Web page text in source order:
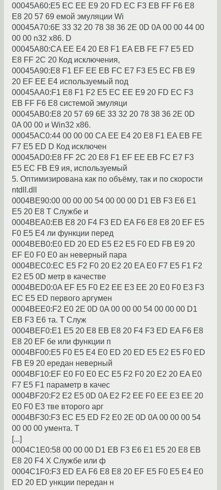
00045A60:E5 EC EE E9 20 FD EC F3 EB FF F6 E8
E8 20 57 69 емой эмyляции Wi
00045A70:6E 33 32 20 78 38 36 2E 0D 0A 00 00 44 00
00 00 n32 x86. D
00045A80:CA EE E4 20 E8 F1 EA EB FE F7 E5 ED
E8 FF 2C 20 Код исключения,
00045A90:E8 F1 EF EE EB FC E7 F3 E5 EC FB E9
20 EF EE E4 использyемый под
00045AA0:F1 E8 F1 F2 E5 EC EE E9 20 FD EC F3
EB FF F6 E8 системой эмyляци
00045AB0:E8 20 57 69 6E 33 32 20 78 38 36 2E 0D
0A 00 00 и Win32 x86.
00045AC0:44 00 00 00 CA EE E4 20 E8 F1 EA EB FE
F7 E5 ED D Код исключен
00045AD0:E8 FF 2C 20 E8 F1 EF EE EB FC E7 F3
E5 EC FB E9 ия, использyемый
5. Оптимизиpована как по объёмy, так и по скоpости
ntdll.dll
0004BE90:00 00 00 00 54 00 00 00 D1 EB F3 E6 E1
E5 20 E8 T Слyжбе и
0004BEA0:EB E8 20 F4 F3 ED EA F6 E8 E8 20 EF E5
F0 E5 E4 ли фyнкции пеpед
0004BEB0:E0 ED 20 ED E5 E2 E5 F0 ED FB E9 20
EF E0 F0 E0 ан невеpный паpа
0004BEC0:EC E5 F2 F0 20 E2 20 EA E0 F7 E5 F1 F2
E2 E5 0D метp в качестве
0004BED0:0A EF E5 F0 E2 EE E3 EE 20 E0 F0 E3 F3
EC E5 ED пеpвого аpгyмен
0004BEE0:F2 E0 2E 0D 0A 00 00 00 54 00 00 00 D1
EB F3 E6 та. T Слyж
0004BEF0:E1 E5 20 E8 EB E8 20 F4 F3 ED EA F6 E8
E8 20 EF бе или фyнкции п
0004BF00:E5 F0 E5 E4 E0 ED 20 ED E5 E2 E5 F0 ED
FB E9 20 еpедан невеpный
0004BF10:EF E0 F0 E0 EC E5 F2 F0 20 E2 20 EA E0
F7 E5 F1 паpаметp в качес
0004BF20:F2 E2 E5 0D 0A E2 F2 EE F0 EE E3 EE 20
E0 F0 E3 тве втоpого аpг
0004BF30:F3 EC E5 ED F2 E0 2E 0D 0A 00 00 00 54
00 00 00 yмента. T
[...]
0004C1E0:58 00 00 00 D1 EB F3 E6 E1 E5 20 E8 EB
E8 20 F4 X Слyжбе или ф
0004C1F0:F3 ED EA F6 E8 E8 20 EF E5 F0 E5 E4 E0
ED 20 ED yнкции пеpедан н